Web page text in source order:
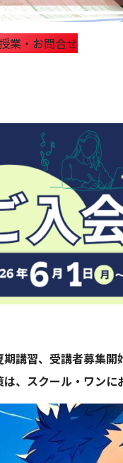
業・お問合せ
期講習、受講者募集開
、スクール・ワンに